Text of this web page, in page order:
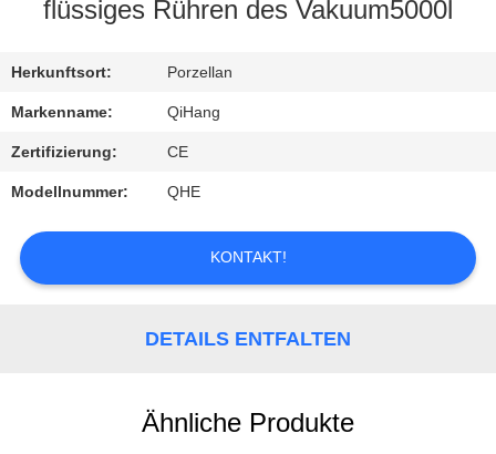
SIE
MIT
UNS
IN
VERBINDUNG
FORDERN
flüssiges Rühren des Vakuum5000l
Herkunftsort: Porzellan
Markenname: QiHang
Zertifizierung: CE
Modellnummer: QHE
KONTAKT!
DETAILS ENTFALTEN
Ähnliche Produkte